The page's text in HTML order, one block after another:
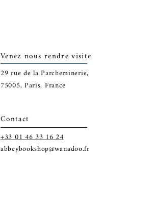
Venez nous rendre visite
29rue de la Parcheminerie,
75005, Paris, France
Contact
+33 01 46 33 16 24
abbeybookshop@wanadoo.fr